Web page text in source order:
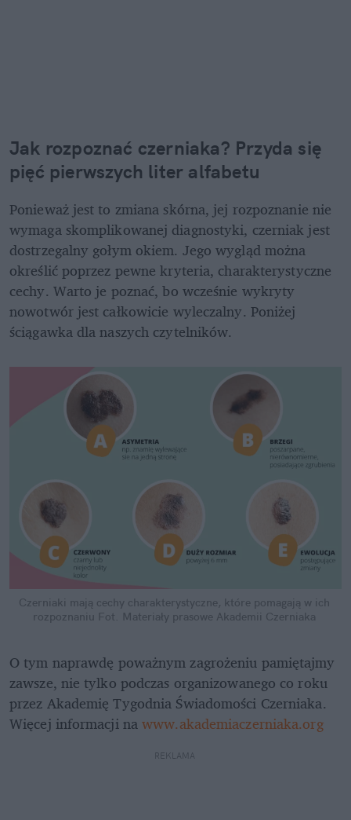
Jak rozpoznać czerniaka? Przyda się
pięć pierwszych liter alfabetu
Ponieważ jest to zmiana skórna, jej rozpoznanie nie
wymaga skomplikowanej diagnostyki, czerniak jest
dostrzegalny gołym okiem. Jego wygląd można
określić poprzez pewne kryteria, charakterystyczne
cechy. Warto je poznać, bo wcześnie wykryty
nowotwór jest całkowicie wyleczalny. Poniżej
ściągawka dla naszych czytelników.
Czerniaki mają cechy charakterystyczne, które pomagają w ich
rozpoznaniu Fot. Materiały prasowe Akademii Czerniaka
O tym naprawdę poważnym zagrożeniu pamiętajmy
zawsze, nie tylko podczas organizowanego co roku
przez Akademię Tygodnia Świadomości Czerniaka.
Więcej informacji na www.akademiaczerniaka.org
REKLAMA